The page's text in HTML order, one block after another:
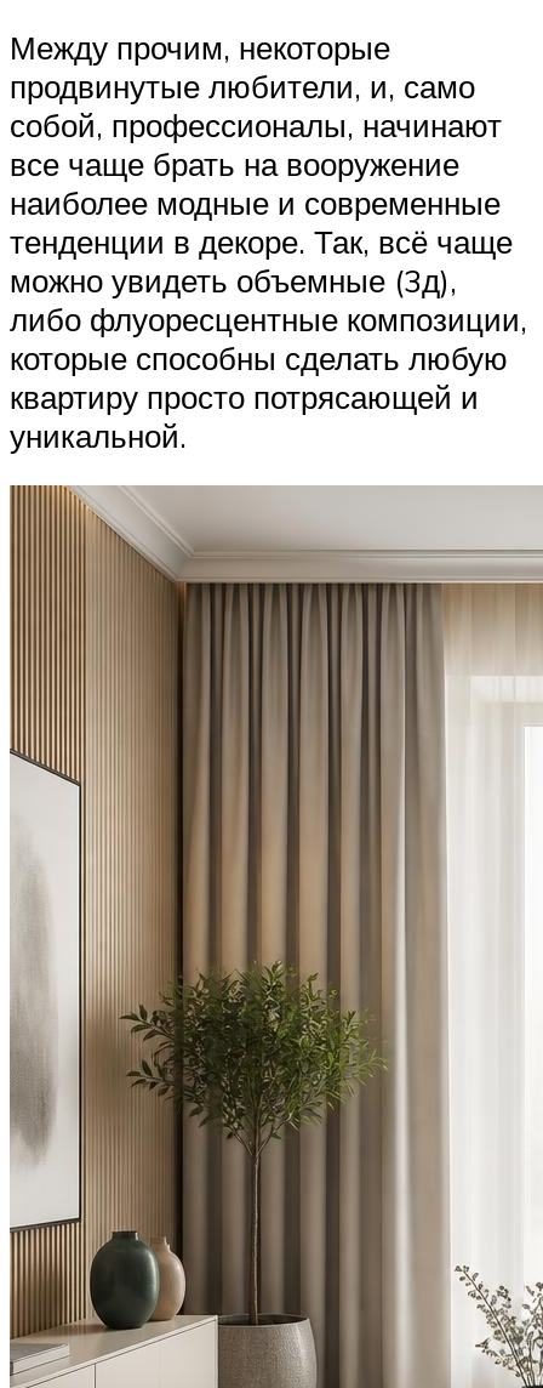
Между прочим, некоторые
продвинутые любители, и, само
собой, профессионалы, начинают
все чаще брать на вооружение
наиболее модные и современные
тенденции в декоре. Так, всё чаще
можно увидеть объемные (3д),
либо флуоресцентные композиции,
которые способны сделать любую
квартиру просто потрясающей и
уникальной.